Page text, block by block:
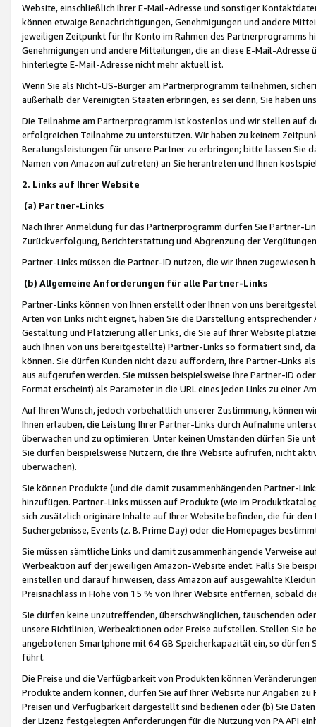
Website, einschließlich Ihrer E-Mail-Adresse und sonstiger
können etwaige Benachrichtigungen, Genehmigungen und andere
jeweiligen Zeitpunkt für Ihr Konto im Rahmen des Partnerprogramms
Genehmigungen und andere Mitteilungen, die an diese E-Mail-
hinterlegte E-Mail-Adresse nicht mehr aktuell ist.
Wenn Sie als Nicht-US-Bürger am Partnerprogramm teilnehmen,
außerhalb der Vereinigten Staaten erbringen, es sei denn, Sie haben
Die Teilnahme am Partnerprogramm ist kostenlos und wir stellen auf
erfolgreichen Teilnahme zu unterstützen. Wir haben zu keinem
Beratungsleistungen für unsere Partner zu erbringen; bitte lassen Sie
Namen von Amazon aufzutreten) an Sie herantreten und Ihnen
2. Links auf Ihrer Website
(a) Partner-Links
Nach Ihrer Anmeldung für das Partnerprogramm dürfen Sie Partner-
Zurückverfolgung, Berichterstattung und Abgrenzung der
Partner-Links müssen die Partner-ID nutzen, die wir Ihnen zugewiesen
(b) Allgemeine Anforderungen für alle Partner-Links
Partner-Links können von Ihnen erstellt oder Ihnen von uns
Arten von Links nicht eignet, haben Sie die Darstellung
Gestaltung und Platzierung aller Links, die Sie auf Ihrer Website
auch Ihnen von uns bereitgestellte) Partner-Links so formatiert sind,
können. Sie dürfen Kunden nicht dazu auffordern, Ihre Partner-Links
aus aufgerufen werden. Sie müssen beispielsweise Ihre Partner-ID
Format erscheint) als Parameter in die URL eines jeden Links zu einer
Auf Ihren Wunsch, jedoch vorbehaltlich unserer Zustimmung, können
Ihnen erlauben, die Leistung Ihrer Partner-Links durch Aufnahme
überwachen und zu optimieren. Unter keinen Umständen dürfen Sie
Sie dürfen beispielsweise Nutzern, die Ihre Website aufrufen, nicht
überwachen).
Sie können Produkte (und die damit zusammenhängenden Partner-
hinzufügen. Partner-Links müssen auf Produkte (wie im
sich zusätzlich originäre Inhalte auf Ihrer Website befinden, die für
Suchergebnisse, Events (z. B. Prime Day) oder die Homepages
Sie müssen sämtliche Links und damit zusammenhängende
Werbeaktion auf der jeweiligen Amazon-Website endet. Falls Sie
einstellen und darauf hinweisen, dass Amazon auf ausgewählte
Preisnachlass in Höhe von 15 % von Ihrer Website entfernen, sobald
Sie dürfen keine unzutreffenden, überschwänglichen, täuschenden
unsere Richtlinien, Werbeaktionen oder Preise aufstellen. Stellen Sie
angebotenen Smartphone mit 64 GB Speicherkapazität ein, so dürfen
führt.
Die Preise und die Verfügbarkeit von Produkten können
Produkte ändern können, dürfen Sie auf Ihrer Website nur Angaben
Preisen und Verfügbarkeit dargestellt sind bedienen oder (b) Sie
der Lizenz festgelegten Anforderungen für die Nutzung von PA API